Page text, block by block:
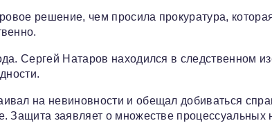
решение, чем просила прокуратура,
Сергей Натаров находился в следственном
на невиновности и обещал добиваться
Защита заявляет о множестве